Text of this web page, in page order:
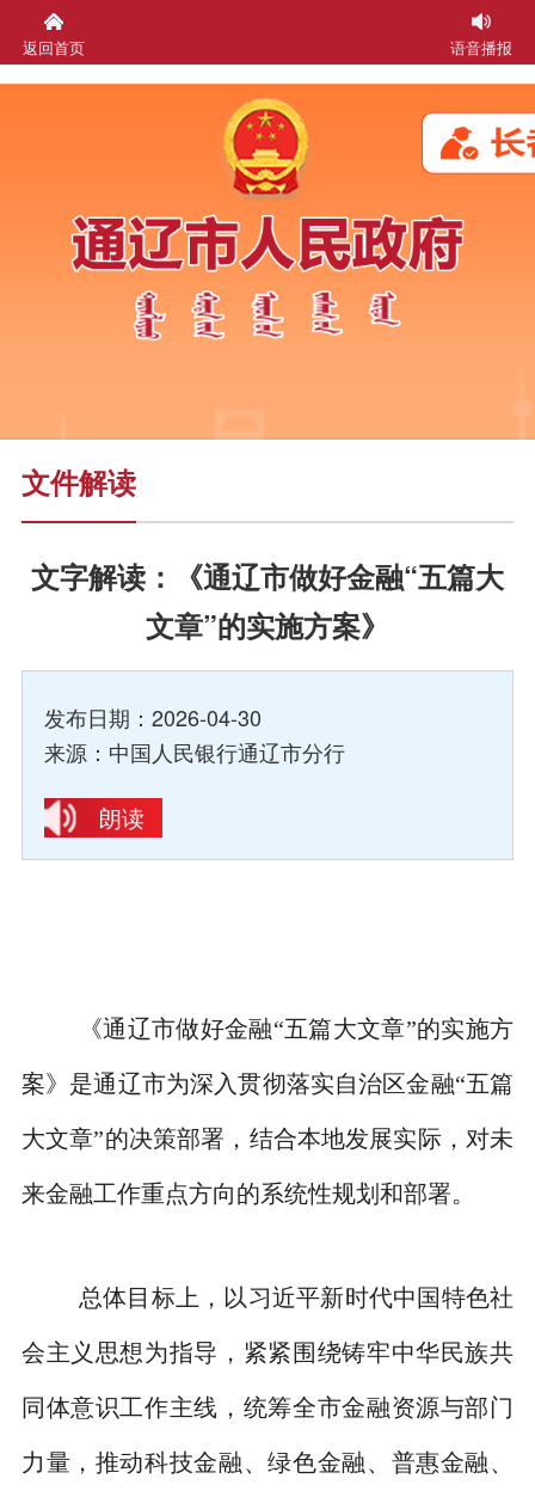
返回首页 语音播报
文件解读
文字解读：《通辽市做好金融“五篇大
文章”的实施方案》
发布日期：2026-04-30
来源：中国人民银行通辽市分行
朗读
《通辽市做好金融“五篇大文章”的实施方
案》是通辽市为深入贯彻落实自治区金融“五篇
大文章”的决策部署，结合本地发展实际，对未
来金融工作重点方向的系统性规划和部署。
总体目标上，以习近平新时代中国特色社
会主义思想为指导，紧紧围绕铸牢中华民族共
同体意识工作主线，统筹全市金融资源与部门
力量，推动科技金融、绿色金融、普惠金融、